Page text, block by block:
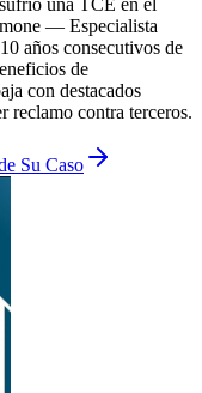
— Especialista
años consecutivos de
de
con destacados
reclamo contra terceros.
Su Caso